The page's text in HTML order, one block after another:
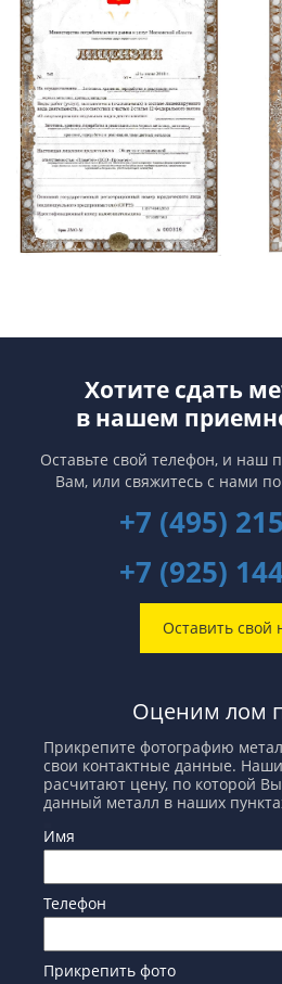
Хотите сдать
в нашем
Оставьте свой телефон, и наш
Вам, или свяжитесь с нами
+7 (495)
+7 (925)
Оставить свой
Оценим лом
Прикрепите фотографию
свои контактные данные.
расчитают цену, по которой
данный металл в наших
Имя
Телефон
Прикрепить фото